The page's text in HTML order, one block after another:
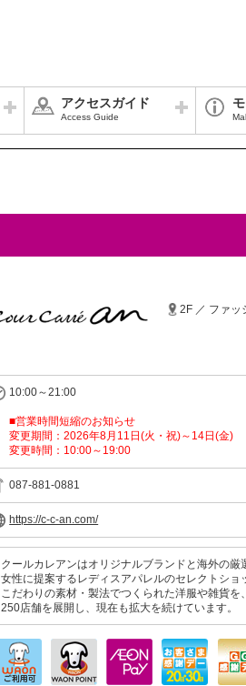
アクセスガイド
Access Guide
2F ／ ファッ
10:00～21:00
■営業時間短縮のお知らせ
変更期間：2026年8月11日(火・祝)～14日(金)
変更時間：10:00～19:00
087-881-0881
https://c-c-an.com/
クールカレアンはオリジナルブランドと海外の
女性に提案するレディスアパレルのセレクトショ
こだわりの素材・製法でつくられた洋服や雑貨
250店舗を展開し、現在も拡大を続けています。